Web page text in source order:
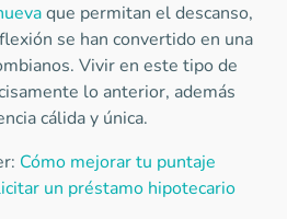
que permitan el descanso,
se han convertido en una
Vivir en este tipo de
lo anterior, además
cálida y única.
Cómo mejorar tu puntaje
un préstamo hipotecario